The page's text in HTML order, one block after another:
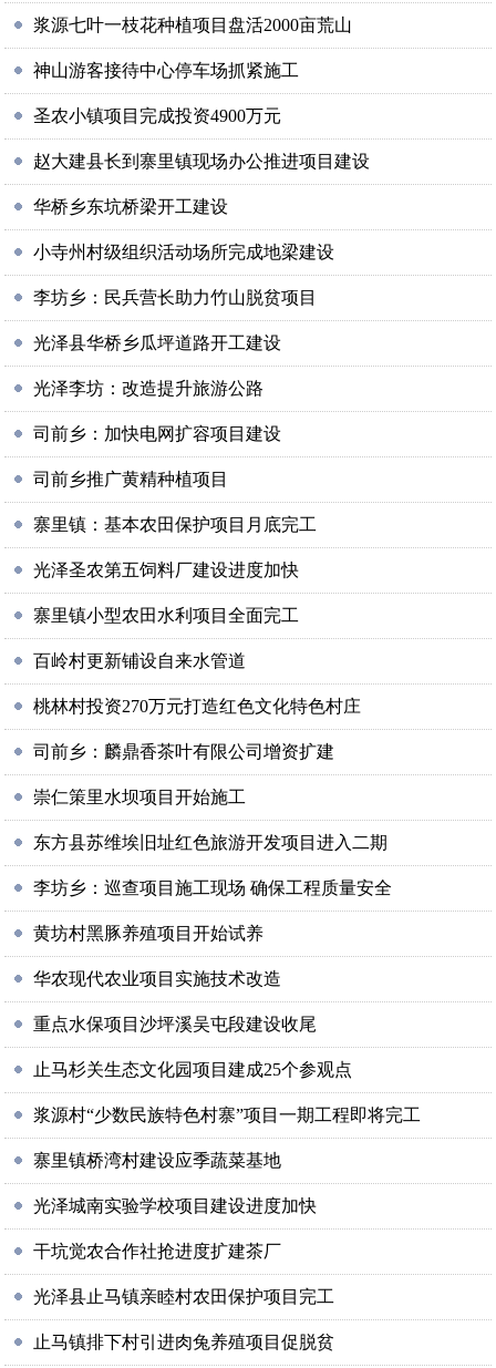
浆源七叶一枝花种植项目盘活2000亩荒山
神山游客接待中心停车场抓紧施工
圣农小镇项目完成投资4900万元
赵大建县长到寨里镇现场办公推进项目建设
华桥乡东坑桥梁开工建设
小寺州村级组织活动场所完成地梁建设
李坊乡：民兵营长助力竹山脱贫项目
光泽县华桥乡瓜坪道路开工建设
光泽李坊：改造提升旅游公路
司前乡：加快电网扩容项目建设
司前乡推广黄精种植项目
寨里镇：基本农田保护项目月底完工
光泽圣农第五饲料厂建设进度加快
寨里镇小型农田水利项目全面完工
百岭村更新铺设自来水管道
桃林村投资270万元打造红色文化特色村庄
司前乡：麟鼎香茶叶有限公司增资扩建
崇仁策里水坝项目开始施工
东方县苏维埃旧址红色旅游开发项目进入二期
李坊乡：巡查项目施工现场 确保工程质量安全
黄坊村黑豚养殖项目开始试养
华农现代农业项目实施技术改造
重点水保项目沙坪溪吴屯段建设收尾
止马杉关生态文化园项目建成25个参观点
浆源村“少数民族特色村寨”项目一期工程即将完工
寨里镇桥湾村建设应季蔬菜基地
光泽城南实验学校项目建设进度加快
干坑觉农合作社抢进度扩建茶厂
光泽县止马镇亲睦村农田保护项目完工
止马镇排下村引进肉兔养殖项目促脱贫